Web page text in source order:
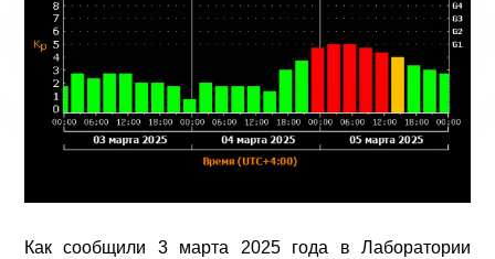
Как сообщили 3 марта 2025 года в Лаборатории